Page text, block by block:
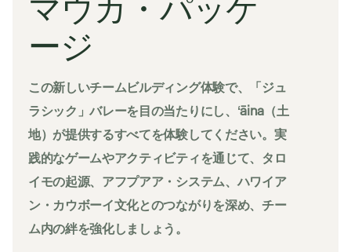
マウカ・パッケ
ージ
この新しいチームビルディング体験で、「ジュ
ラシック」バレーを目の当たりにし、ʻāina（土
地）が提供するすべてを体験してください。実
践的なゲームやアクティビティを通じて、タロ
イモの起源、アフプアア・システム、ハワイア
ン・カウボーイ文化とのつながりを深め、チー
ム内の絆を強化しましょう。